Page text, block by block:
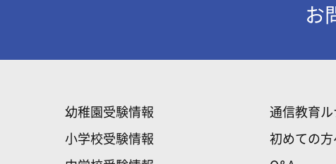
お
幼稚園受験情報
小学校受験情報
通信教育
初めての